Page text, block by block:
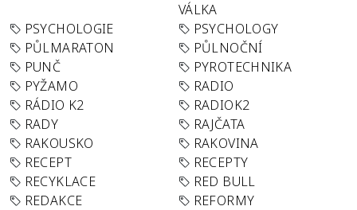
VÁLKA
PSYCHOLOGIE
PSYCHOLOGY
PŮLMARATON
PŮLNOČNÍ
PUNČ
PYROTECHNIKA
PYŽAMO
RADIO
RÁDIO K2
RADIOK2
RADY
RAJČATA
RAKOUSKO
RAKOVINA
RECEPT
RECEPTY
RECYKLACE
RED BULL
REDAKCE
REFORMY